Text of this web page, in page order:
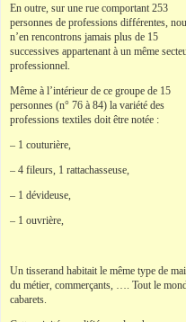
En outre, sur une rue comportant 253
personnes de professions différentes,
n’en rencontrons jamais plus de 15
successives appartenant à un même
professionnel.
Même à l’intérieur de ce groupe de 15
personnes (n° 76 à 84) la variété des
professions textiles doit être notée :
– 1 couturière,
– 4 fileurs, 1 rattachasseuse,
– 1 dévideuse,
– 1 ouvrière,
Un tisserand habitait le même type de
du métier, commerçants, …. Tout le
cabarets.